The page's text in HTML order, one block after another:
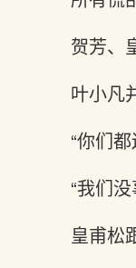
贺芳、
叶小凡
“你们
“我们
皇甫松